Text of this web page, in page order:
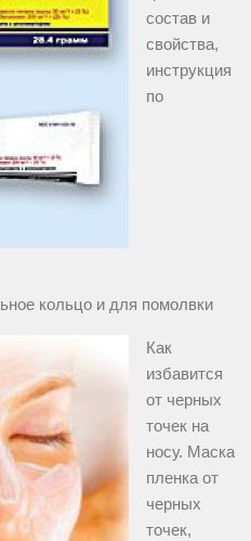
состав и
свойства,
инструкция
по
кольцо и для помолвки
Как
избавится
от черных
точек на
носу. Маска
пленка от
черных
точек,